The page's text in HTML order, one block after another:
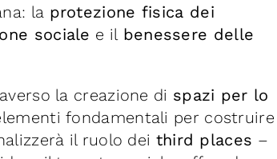
la protezione fisica dei
sociale e il benessere delle
la creazione di spazi per lo
fondamentali per costruire
il ruolo dei third places –